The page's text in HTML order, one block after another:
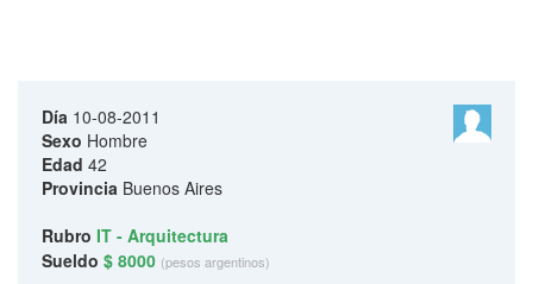
Día 10-08-2011
Sexo Hombre
Edad 42
Provincia Buenos Aires
Rubro IT - Arquitectura
Sueldo $ 8000 (pesos argentinos)